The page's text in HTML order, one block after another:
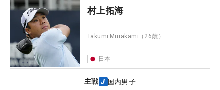
村上拓海
Takumi Murakami （26歳）
日本
主戦 国内男子